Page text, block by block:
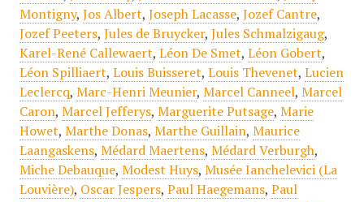
Montigny, Jos Albert, Joseph Lacasse, Jozef Cantre,
Jozef Peeters, Jules de Bruycker, Jules Schmalzigaug,
Karel-René Callewaert, Léon De Smet, Léon Gobert,
Léon Spilliaert, Louis Buisseret, Louis Thevenet, Lucien
Leclercq, Marc-Henri Meunier, Marcel Canneel, Marcel
Caron, Marcel Jefferys, Marguerite Putsage, Marie
Howet, Marthe Donas, Marthe Guillain, Maurice
Laangaskens, Médard Maertens, Médard Verburgh,
Miche Debauque, Modest Huys, Musée Ianchelevici (La
Louvière), Oscar Jespers, Paul Haegemans, Paul